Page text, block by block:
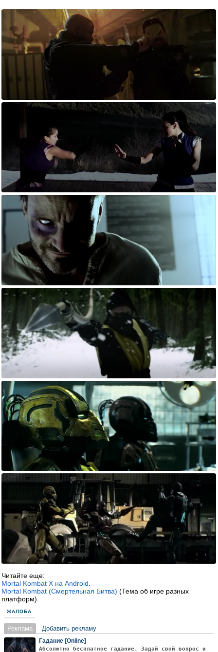
Читайте еще:
Mortal Kombat X на Android
Mortal Kombat (Смертельная Битва) (Тема об игре разных
платформ).
ЖАЛОБА
Реклама Добавить рекламу
Гадание [Online]
Абсолютно бесплатное гадание. Задай свой вопрос и